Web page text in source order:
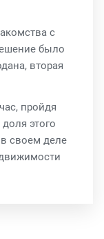
с
было
вторая
пройдя
этого
своем деле